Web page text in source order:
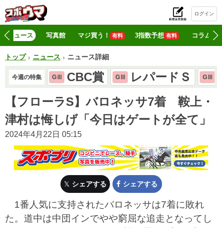
ログイン
ニュース 写真館 マジ買う！ 有料 3指数予想 有料 コラム
トップ ニュース ニュース詳細
今週の特集 GⅢ CBC賞 GⅢ レパードＳ GⅢ
【フローラS】バロネッサ7着 鞍上・
津村は悔しげ「今日はゲートが全て」
2024年4月22日 05:15
シェアする シェアする
1番人気に支持されたバロネッサは7着に敗れ
た。道中は中団インでやや窮屈な追走となってし